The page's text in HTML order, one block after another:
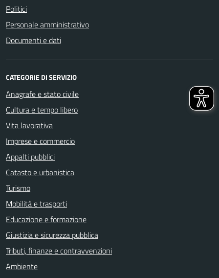
Politici
Personale amministrativo
Documenti e dati
CATEGORIE DI SERVIZIO
Anagrafe e stato civile
Cultura e tempo libero
Vita lavorativa
Imprese e commercio
Appalti pubblici
Catasto e urbanistica
Turismo
Mobilità e trasporti
Educazione e formazione
Giustizia e sicurezza pubblica
Tributi, finanze e contravvenzioni
Ambiente